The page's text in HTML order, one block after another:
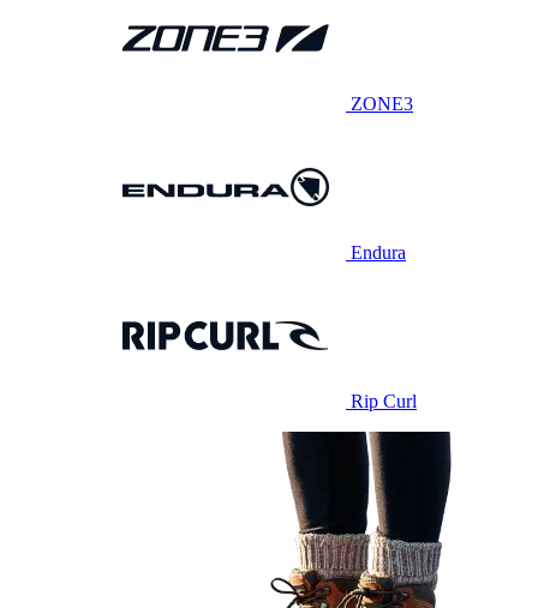
ZONE3
Endura
Rip Curl